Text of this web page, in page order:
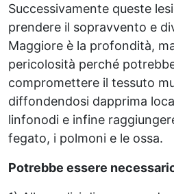
Successivamente queste
prendere il sopravvento e
Maggiore è la profondità,
pericolosità perché
compromettere il tessuto
diffondendosi dapprima
linfonodi e infine
fegato, i polmoni e le ossa.
Potrebbe essere